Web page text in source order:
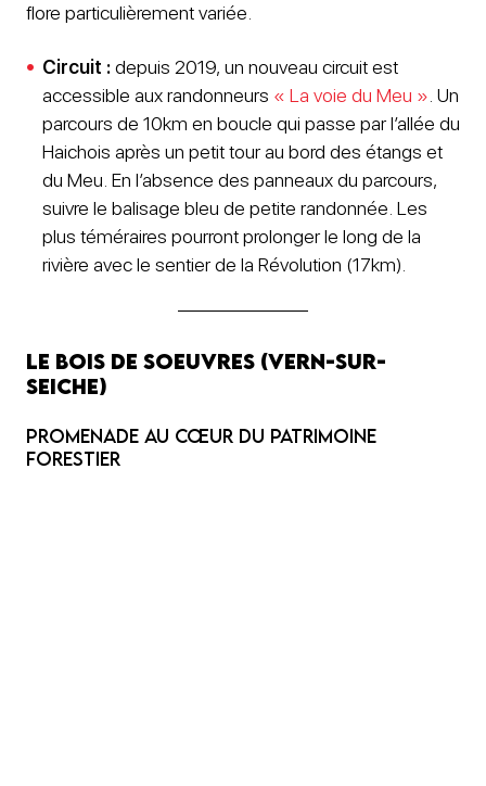
flore particulièrement variée.
Circuit :depuis 2019, un nouveau circuit est
accessible aux randonneurs « La voie du Meu » . Un
parcours de 10km en boucle qui passe par l’allée du
Haichois après un petit tour au bord des étangs et
du Meu. En l’absence des panneaux du parcours,
suivre le balisage bleu de petite randonnée. Les
plus téméraires pourront prolonger le long de la
rivière avec le sentier de la Révolution (17km).
Le Bois de Soeuvres (Vern-sur-
Seiche)
Promenade au cœur du patrimoine
forestier